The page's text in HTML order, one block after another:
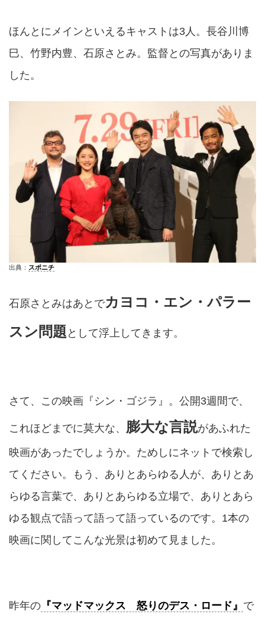
ほんとにメインといえるキャストは3人。長谷川博
巳、竹野内豊、石原さとみ。監督との写真がありま
した。
出典： スポニチ
石原さとみはあとでカヨコ・エン・パラー
スン問題 として浮上してきます。
さて、この映画『シン・ゴジラ』。公開3週間で、
これほどまでに莫大な、 膨大な言説があふれた
映画があったでしょうか。ためしにネットで検索し
てください。もう、ありとあらゆる人が、ありとあ
らゆる言葉で、ありとあらゆる立場で、ありとあら
ゆる観点で語って語って語っているのです。1本の
映画に関してこんな光景は初めて見ました。
昨年の 『マッドマックス 怒りのデス・ロード』 で